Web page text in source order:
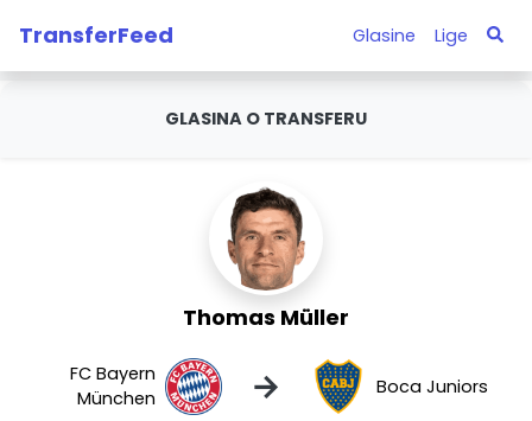
TransferFeed Glasine Lige
GLASINA O TRANSFERU
Thomas Müller
FC Bayern
München
→ Boca Juniors